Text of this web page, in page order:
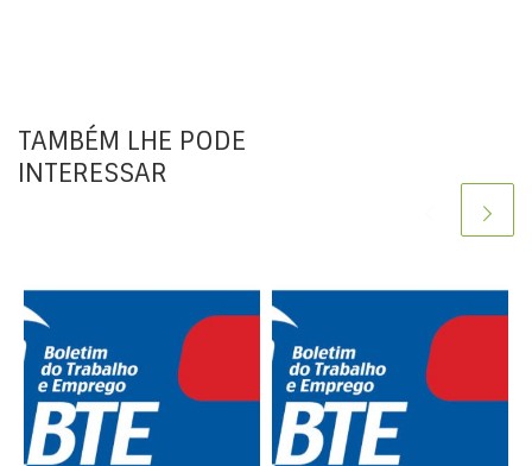
TAMBÉM LHE PODE
INTERESSAR